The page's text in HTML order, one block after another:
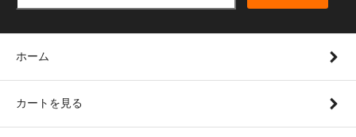
ホーム
カートを見る